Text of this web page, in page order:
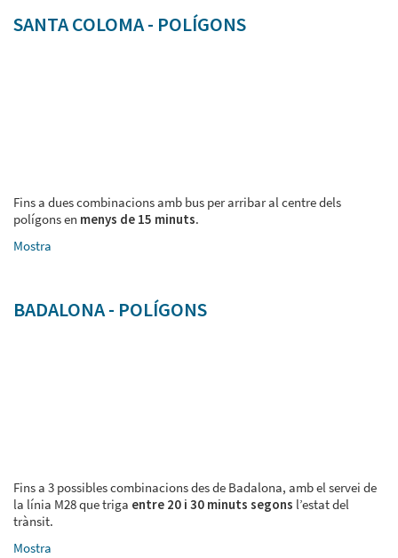
SANTA COLOMA - POLÍGONS
Fins a dues combinacions amb bus per arribar al centre dels
polígons en menys de 15 minuts.
Mostra
BADALONA - POLÍGONS
Fins a 3 possibles combinacions des de Badalona, amb el servei de
la línia M28 que triga entre 20 i 30 minuts segons l’estat del
trànsit.
Mostra